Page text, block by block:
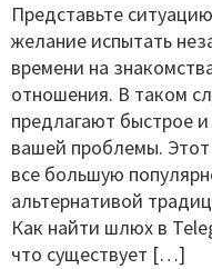
Представьте
желание испытать
времени на
отношения. В таком
предлагают быстрое
вашей проблемы. Этот
все большую
альтернативой
Как найти шлюх в
что существует […]